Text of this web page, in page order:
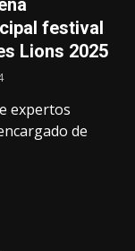
festival
Lions 2025
expertos
de